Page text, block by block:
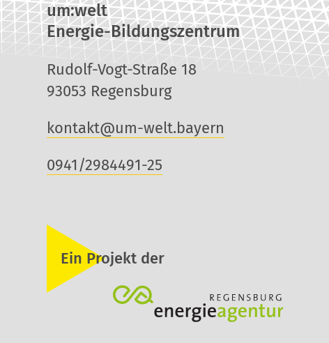
um:welt
Energie-Bildungszentrum
Rudolf-Vogt-Straße 18
93053 Regensburg
kontakt@um-welt.bayern
0941/2984491-25
Ein Projekt der